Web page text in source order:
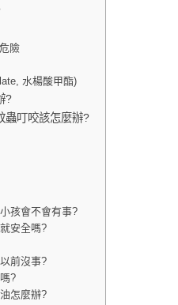
險
水楊酸甲酯)
?
蟲叮咬該怎麼辦?
孩會不會有事?
安全嗎?
前沒事?
?
怎麼辦?